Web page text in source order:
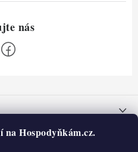
na Hospodyňkám.cz.